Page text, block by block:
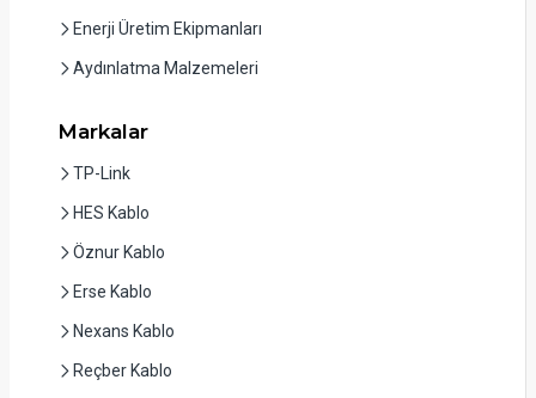
Enerji Üretim Ekipmanları
Aydınlatma Malzemeleri
Markalar
TP-Link
HES Kablo
Öznur Kablo
Erse Kablo
Nexans Kablo
Reçber Kablo